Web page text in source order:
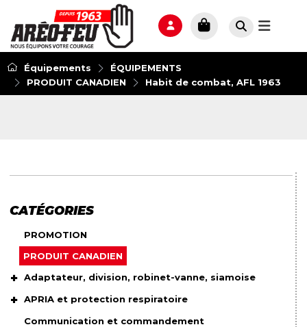
Équipements
ÉQUIPEMENTS
PRODUIT CANADIEN
Habit de combat, AFL 1963
CATÉGORIES
PROMOTION
PRODUIT CANADIEN
Adaptateur, division, robinet-vanne, siamoise
APRIA et protection respiratoire
Communication et commandement